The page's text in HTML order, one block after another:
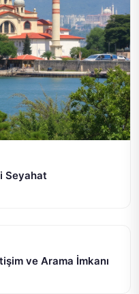
Seyahat
ve Arama İmkanı